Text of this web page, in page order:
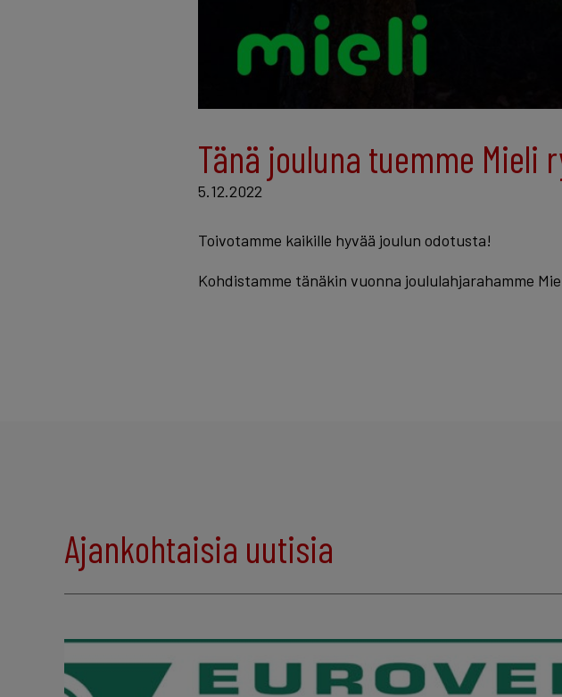
Tänä jouluna tuemme Mieli
5.12.2022
Toivotamme kaikille hyvää joulun odotusta!
Kohdistamme tänäkin vuonna joululahjarahamme
Ajankohtaisia uutisia